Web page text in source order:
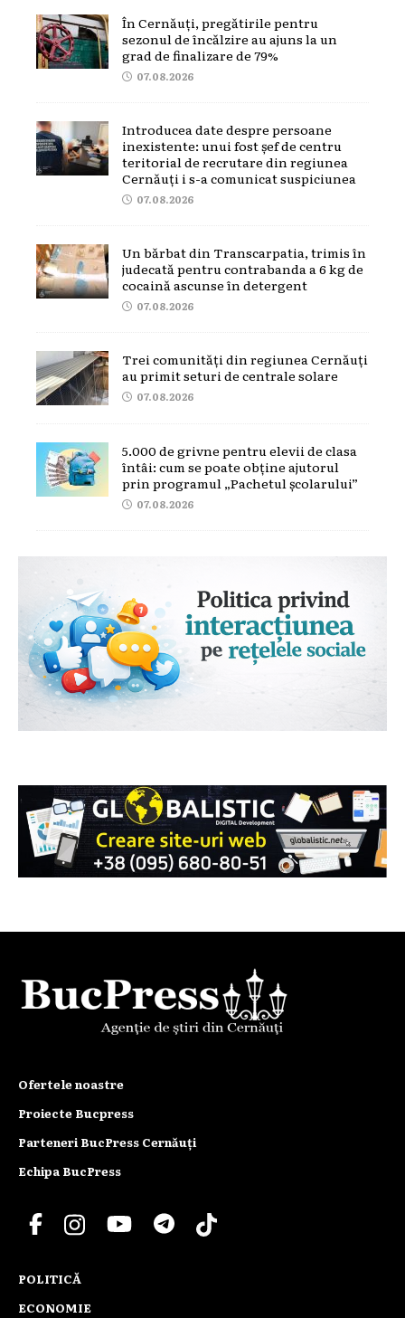
În Cernăuți, pregătirile pentru
sezonul de încălzire au ajuns la un
grad de finalizare de 79%
07.08.2026
Introducea date despre persoane
inexistente: unui fost șef de centru
teritorial de recrutare din regiunea
Cernăuți i s-a comunicat suspiciunea
07.08.2026
Un bărbat din Transcarpatia, trimis în
judecată pentru contrabanda a 6 kg de
cocaină ascunse în detergent
07.08.2026
Trei comunități din regiunea Cernăuți
au primit seturi de centrale solare
07.08.2026
5.000 de grivne pentru elevii de clasa
întâi: cum se poate obține ajutorul
prin programul „Pachetul școlarului”
07.08.2026
Ofertele noastre
Proiecte Bucpress
Parteneri BucPress Cernăuți
Echipa BucPress
POLITICĂ
ECONOMIE